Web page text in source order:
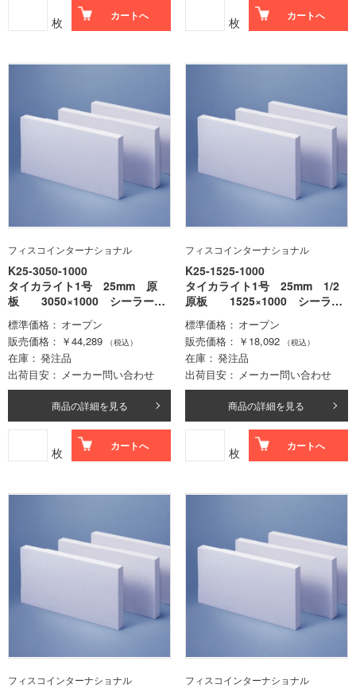
枚 カートへ 枚 カートへ
フィスコインターナショナル
K25-3050-1000
タイカライト1号 25mm 原
板 3050×1000 シーラー処
理無
標準価格
オープン
販売価格
￥44,289 （税込）
在庫
発注品
出荷目安
メーカー問い合わせ
商品の詳細を見る
枚 カートへ
フィスコインターナショナル
K25-1525-1000
タイカライト1号 25mm 1/2
原板 1525×1000 シーラー
処理無
標準価格
オープン
販売価格
￥18,092 （税込）
在庫
発注品
出荷目安
メーカー問い合わせ
商品の詳細を見る
枚 カートへ
フィスコインターナショナル フィスコインターナショナル